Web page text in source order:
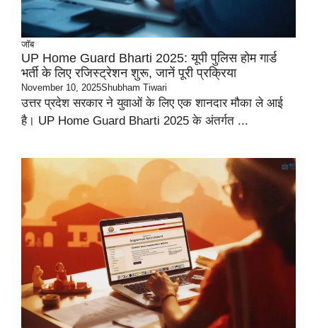
जॉब
UP Home Guard Bharti 2025: यूपी पुलिस होम गार्ड
भर्ती के लिए रजिस्ट्रेशन शुरू, जानें पूरी प्रक्रिया
November 10, 2025Shubham Tiwari
उत्तर प्रदेश सरकार ने युवाओं के लिए एक शानदार मौका ले आई
है। UP Home Guard Bharti 2025 के अंतर्गत ...